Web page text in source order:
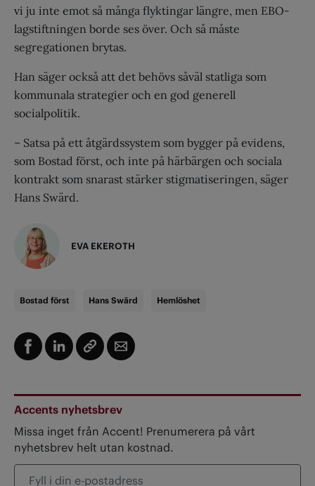
vi ju inte emot så många flyktingar längre, men EBO-
lagstiftningen borde ses över. Och så måste
segregationen brytas.
Han säger också att det behövs såväl statliga som
kommunala strategier och en god generell
socialpolitik.
– Satsa på ett åtgärdssystem som bygger på evidens,
som Bostad först, och inte på härbärgen och sociala
kontrakt som snarast stärker stigmatiseringen, säger
Hans Swärd.
EVA EKEROTH
Bostad först Hans Swärd Hemlöshet
Accents nyhetsbrev
Missa inget från Accent! Prenumerera på vårt
nyhetsbrev helt utan kostnad.